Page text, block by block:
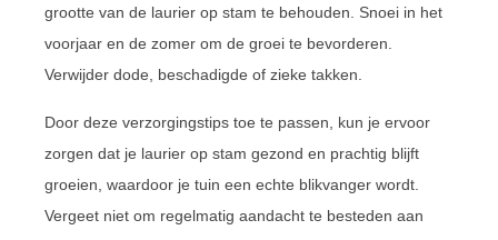
grootte van de laurier op stam te behouden. Snoei in het
voorjaar en de zomer om de groei te bevorderen.
Verwijder dode, beschadigde of zieke takken.
Door deze verzorgingstips toe te passen, kun je ervoor
zorgen dat je laurier op stam gezond en prachtig blijft
groeien, waardoor je tuin een echte blikvanger wordt.
Vergeet niet om regelmatig aandacht te besteden aan